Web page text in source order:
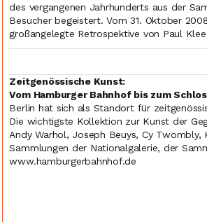
des vergangenen Jahrhunderts aus der
Besucher begeistert. Vom 31. Oktober
großangelegte Retrospektive von Paul
Zeitgenössische Kunst:
Vom Hamburger Bahnhof bis zum
Berlin hat sich als Standort für
Die wichtigste Kollektion zur Kunst der
Andy Warhol, Joseph Beuys, Cy
Sammlungen der Nationalgalerie, der
www.hamburgerbahnhof.de